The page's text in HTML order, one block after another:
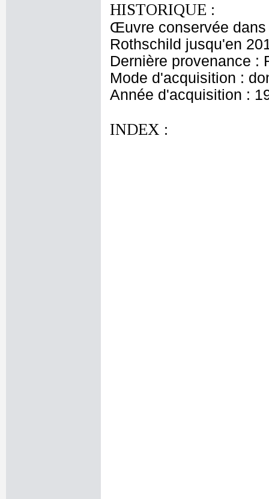
HISTORIQUE :
Œuvre conservée dans
Rothschild jusqu'en
Dernière provenance :
Mode d'acquisition :
Année d'acquisition :
INDEX :